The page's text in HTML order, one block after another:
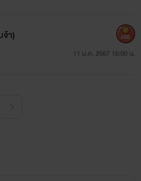
า)
11 ม.ค. 2567 16:00 น.
500